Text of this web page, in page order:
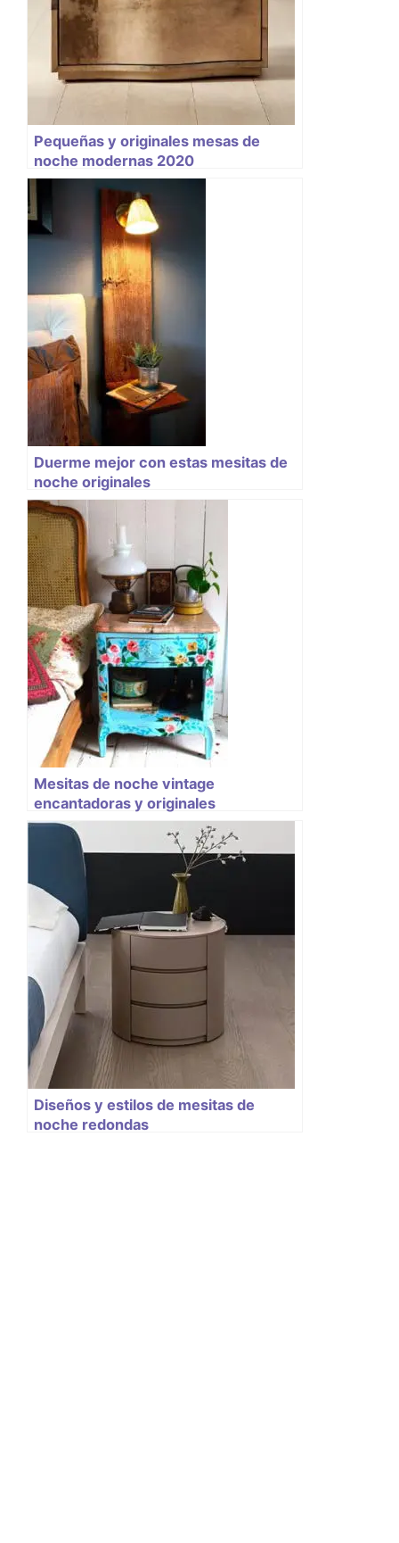
Pequeñas y originales mesas de
noche modernas 2020
Duerme mejor con estas mesitas de
noche originales
Mesitas de noche vintage
encantadoras y originales
Diseños y estilos de mesitas de
noche redondas